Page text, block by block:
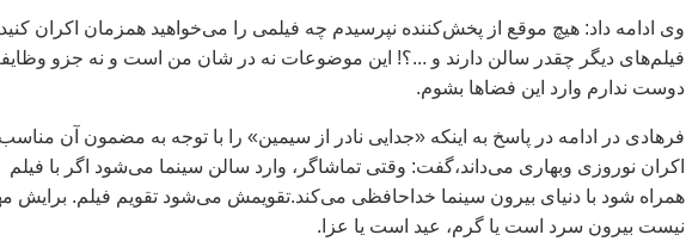
وی ادامه داد: هيچ موقع از پخش‌کننده نپرسيدم چه فيلمی را می‌خواهيد همزمان اکران
فيلم‌های ديگر چقدر سالن دارند و ...؟! اين موضوعات نه در شان من است و نه جزو
دوست ندارم وارد اين فضاها بشوم.
فرهادی در ادامه در پاسخ به اينکه «جدايی نادر از سيمين» را با توجه به مضمون آن
اکران نوروزی وبهاری می‌داند،گفت: وقتی تماشاگر، وارد سالن سينما می‌شود اگر با فيلم
همراه شود با دنيای بيرون سينما خداحافظی می‌کند.تقويمش می‌شود تقويم فيلم. برايش
نيست بيرون سرد است يا گرم، عيد است يا عزا.